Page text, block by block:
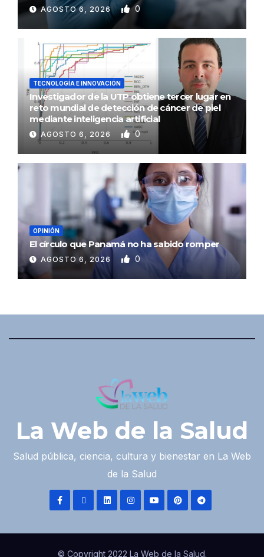
AGOSTO 6, 2026 0
TECNOLOGÍA E INNOVACIÓN
Investigador de la UTP obtiene tercer lugar en
reto mundial de detección de cáncer de piel
mediante inteligencia artificial
AGOSTO 6, 2026 0
OPINIÓN
El círculo que Panamá no ha sabido romper
AGOSTO 6, 2026 0
La Web de la Salud
Salud pública, ciencia, cultura y bienestar en La Web
de la Salud
© Copyright 2022 La Web de la Salud.